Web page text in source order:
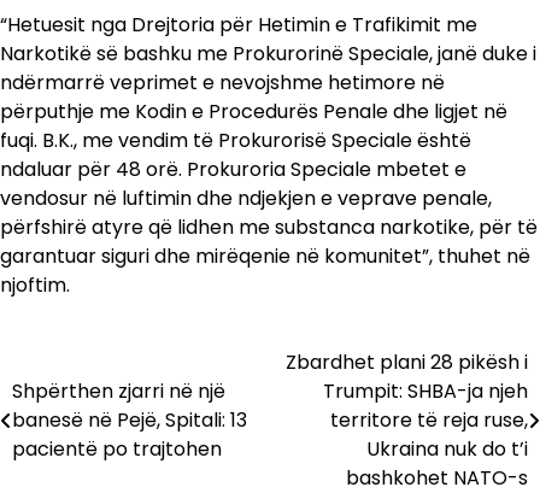
“Hetuesit nga Drejtoria për Hetimin e Trafikimit me
Narkotikë së bashku me Prokurorinë Speciale, janë duke i
ndërmarrë veprimet e nevojshme hetimore në
përputhje me Kodin e Procedurës Penale dhe ligjet në
fuqi. B.K., me vendim të Prokurorisë Speciale është
ndaluar për 48 orë. Prokuroria Speciale mbetet e
vendosur në luftimin dhe ndjekjen e veprave penale,
përfshirë atyre që lidhen me substanca narkotike, për të
garantuar siguri dhe mirëqenie në komunitet”, thuhet në
njoftim.
te
postimet
Shpërthen zjarri në një
banesë në Pejë, Spitali: 13
pacientë po trajtohen
Zbardhet plani 28 pikësh i
Trumpit: SHBA-ja njeh
territore të reja ruse,
Ukraina nuk do t’i
bashkohet NATO-s